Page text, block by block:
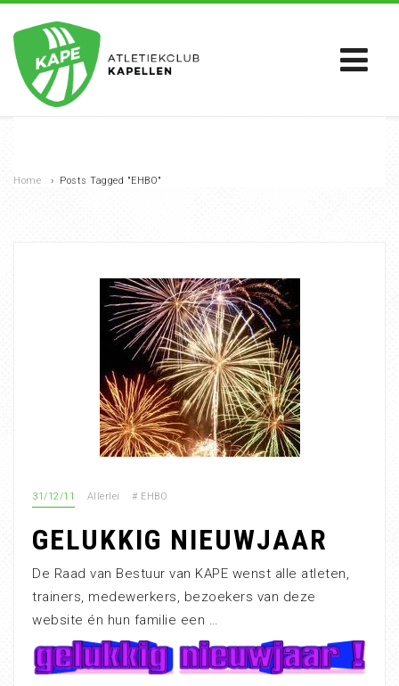
Home › Posts Tagged "EHBO"
31/12/11 Allerlei # EHBO
GELUKKIG NIEUWJAAR
De Raad van Bestuur van KAPE wenst alle atleten,
trainers, medewerkers, bezoekers van deze
website én hun familie een …